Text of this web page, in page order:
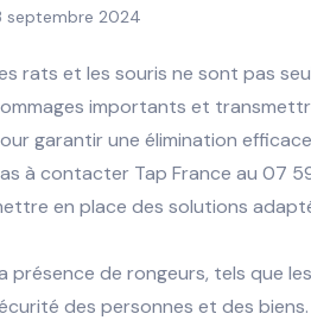
septembre 2024
rats et les souris ne sont pas
importants et
garantir une élimination
à contacter Tap France au 07
en place des solutions
présence de rongeurs, tels que
des personnes et des